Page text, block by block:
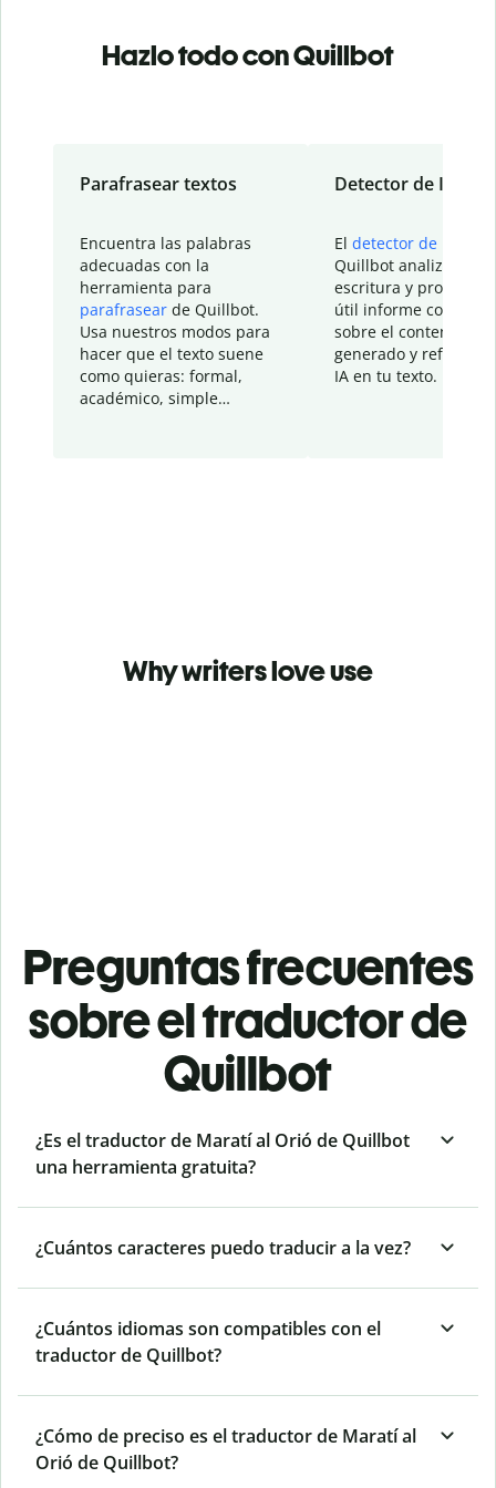
Hazlo todo con Quillbot
Parafrasear textos
Encuentra las palabras
adecuadas con la
herramienta para
parafrasear de Quillbot.
Usa nuestros modos para
hacer que el texto suene
como quieras: formal,
académico, simple…
Detector de IA
El detector de IA
Quillbot analiza tu
escritura y
útil informe con
sobre el contenido
generado y refinado
IA en tu texto.
Why writers love use
Preguntas frecuentes
sobre el traductor de
Quillbot
¿Es el traductor de Maratí al Orió de Quillbot
una herramienta gratuita?
¿Cuántos caracteres puedo traducir a la vez?
¿Cuántos idiomas son compatibles con el
traductor de Quillbot?
¿Cómo de preciso es el traductor de Maratí al
Orió de Quillbot?